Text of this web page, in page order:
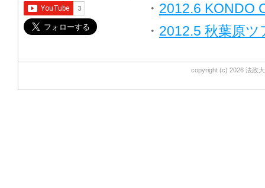
・ 2012.6 KONDO
・ 2012.5 秋葉原ツ
copyright (c) 2026 法政